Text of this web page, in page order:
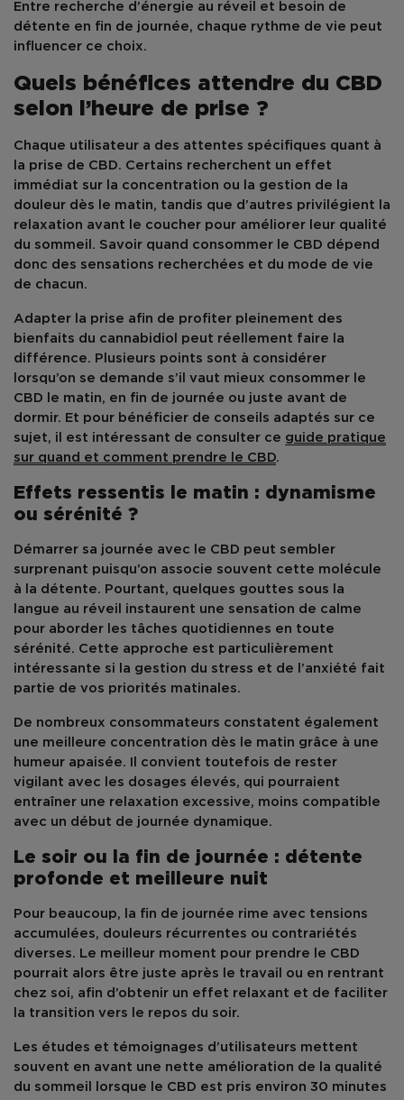
Entre recherche d’énergie au réveil et besoin de
détente en fin de journée, chaque rythme de vie peut
influencer ce choix.
Quels bénéfices attendre du CBD
selon l’heure de prise ?
Chaque utilisateur a des attentes spécifiques quant à
la prise de CBD. Certains recherchent un effet
immédiat sur la concentration ou la gestion de la
douleur dès le matin, tandis que d’autres privilégient la
relaxation avant le coucher pour améliorer leur qualité
du sommeil . Savoir quand consommer le CBD dépend
donc des sensations recherchées et du mode de vie
de chacun.
Adapter la prise afin de profiter pleinement des
bienfaits du cannabidiol
peut réellement faire la
différence. Plusieurs points sont à considérer
lorsqu’on se demande s’il vaut mieux consommer le
CBD le matin, en fin de journée ou juste avant de
dormir. Et pour bénéficier de conseils adaptés sur ce
sujet, il est intéressant de consulter ce guide pratique
sur quand et comment prendre le CBD.
Effets ressentis le matin : dynamisme
ou sérénité ?
Démarrer sa journée avec le CBD peut sembler
surprenant puisqu’on associe souvent cette molécule
à la détente. Pourtant, quelques gouttes sous la
langue au réveil instaurent une sensation de calme
pour aborder les tâches quotidiennes en toute
sérénité. Cette approche est particulièrement
intéressante si la gestion du stress et de l’anxiété fait
partie de vos priorités matinales.
De nombreux consommateurs constatent également
une meilleure concentration dès le matin grâce à une
humeur apaisée. Il convient toutefois de rester
vigilant avec les dosages élevés, qui pourraient
entraîner une relaxation excessive, moins compatible
avec un début de journée dynamique.
Le soir ou la fin de journée : détente
profonde et meilleure nuit
Pour beaucoup, la fin de journée rime avec tensions
accumulées, douleurs récurrentes ou contrariétés
diverses. Le meilleur moment pour prendre le CBD
pourrait alors être juste après le travail ou en rentrant
chez soi, afin d’obtenir un effet relaxant et de faciliter
la transition vers le repos du soir.
Les études et témoignages d’utilisateurs mettent
souvent en avant une nette amélioration de la qualité
du sommeil
lorsque le CBD est pris environ 30 minutes